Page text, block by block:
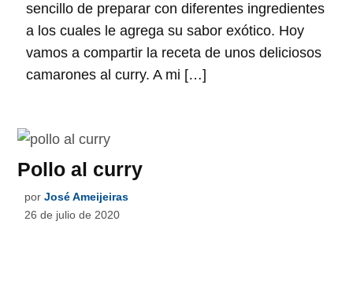
sencillo de preparar con diferentes ingredientes
a los cuales le agrega su sabor exótico. Hoy
vamos a compartir la receta de unos deliciosos
camarones al curry. A mi […]
Pollo al curry
por José Ameijeiras
26 de julio de 2020